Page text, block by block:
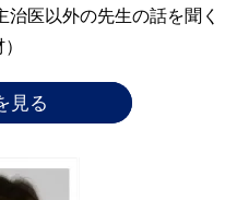
医以外の先生の話を聞く
見る